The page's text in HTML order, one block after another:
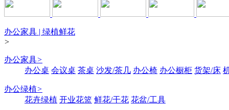
办公家具 | 绿植鲜花
>
办公家具>
办公桌 会议桌 茶桌 沙发/茶几 办公椅 办公橱柜 货架/床
办公绿植>
花卉绿植 开业花篮 鲜花/干花 花盆/工具